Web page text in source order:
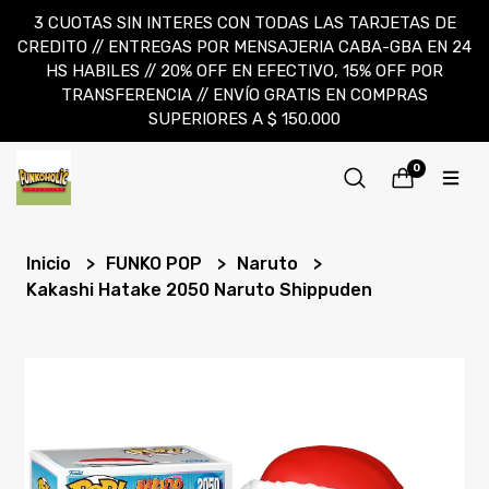
3 CUOTAS SIN INTERES CON TODAS LAS TARJETAS DE
CREDITO // ENTREGAS POR MENSAJERIA CABA-GBA EN 24
HS HABILES // 20% OFF EN EFECTIVO, 15% OFF POR
TRANSFERENCIA // ENVÍO GRATIS EN COMPRAS
SUPERIORES A $ 150.000
0
Inicio FUNKO POP
Naruto
Kakashi Hatake 2050 Naruto Shippuden